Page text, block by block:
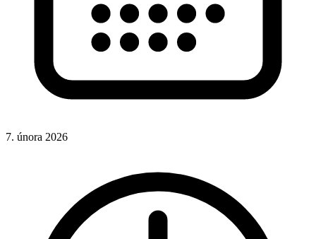
7. února 2026